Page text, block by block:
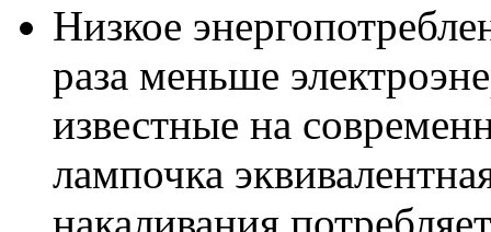
Низкое
раза меньше
известные на
лампочка
накаливания